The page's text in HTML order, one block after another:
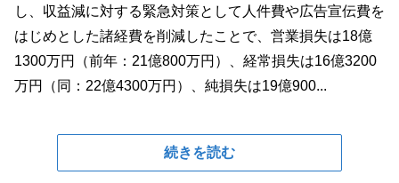
し、収益減に対する緊急対策として人件費や広告宣伝費を
はじめとした諸経費を削減したことで、営業損失は18億
1300万円（前年：21億800万円）、経常損失は16億3200
万円（同：22億4300万円）、純損失は19億900...
続きを読む